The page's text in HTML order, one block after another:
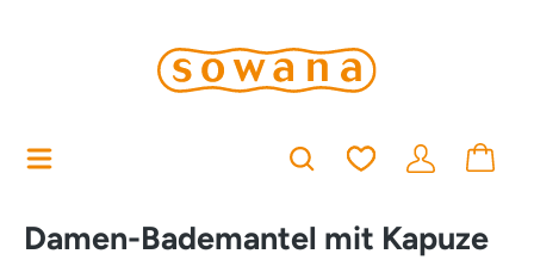
Du hast 0
Damen-Bademantel mit Kapuze